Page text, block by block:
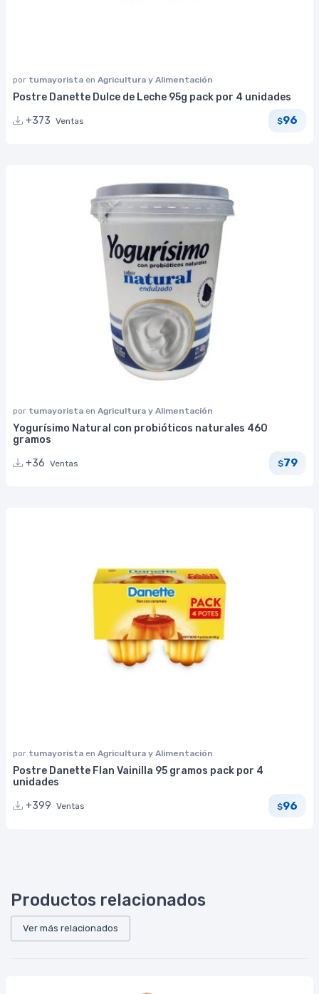
por tumayorista en Agricultura y Alimentación
Postre Danette Dulce de Leche 95g pack por 4 unidades
+373 Ventas $96
por tumayorista en Agricultura y Alimentación
Yogurísimo Natural con probióticos naturales 460
gramos
+36 Ventas $79
por tumayorista en Agricultura y Alimentación
Postre Danette Flan Vainilla 95 gramos pack por 4
unidades
+399 Ventas $96
Productos relacionados
Ver más relacionados